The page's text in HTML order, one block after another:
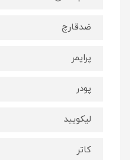
ضدقارچ
پرایمر
پودر
لیکویید
کاتر